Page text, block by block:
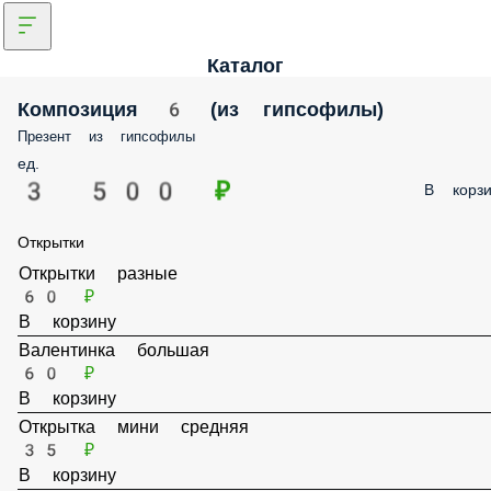
Каталог
Композиция 6 (из гипсофилы)
Презент из гипсофилы
ед.
3 500 ₽ В
Открытки
Открытки разные
60 ₽
В корзину
Валентинка большая
60 ₽
В корзину
35 ₽